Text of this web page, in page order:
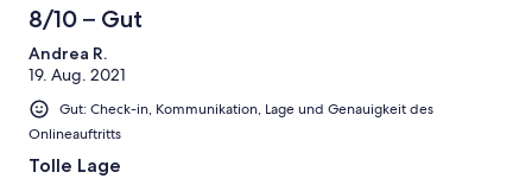
8/10 – Gut
Andrea R.
19. Aug. 2021
Gut: Check-in, Kommunikation, Lage und Genauigkeit des
Onlineauftritts
Tolle Lage